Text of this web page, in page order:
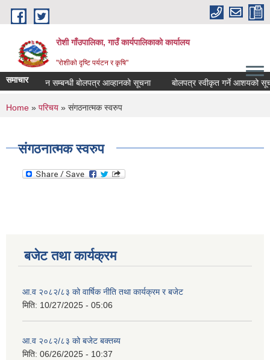
Skip to main content
रोशी गाँउपालिका, गाउँ कार्यपालिकाको कार्यालय
"रोशीको दृष्टि पर्यटन र कृषि"
समाचार
आय संकलन सम्बन्धी बोलपत्र आव्हानको सूचना बोलपत्र स्वीकृत गर्ने आशयको
You are here
Home » परिचय » संगठनात्मक स्वरुप
संगठनात्मक स्वरुप
बजेट तथा कार्यक्रम
आ.व २०८२/८३ को वार्षिक नीति तथा कार्यक्रम र बजेट
मिति: 10/27/2025 - 05:06
आ.व २०८२/८३ को बजेट बक्तब्य
मिति: 06/26/2025 - 10:37